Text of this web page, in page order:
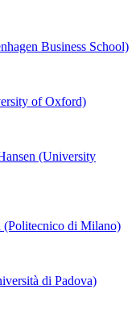
Business School)
of Oxford)
(University
(Politecnico di Milano)
di Padova)